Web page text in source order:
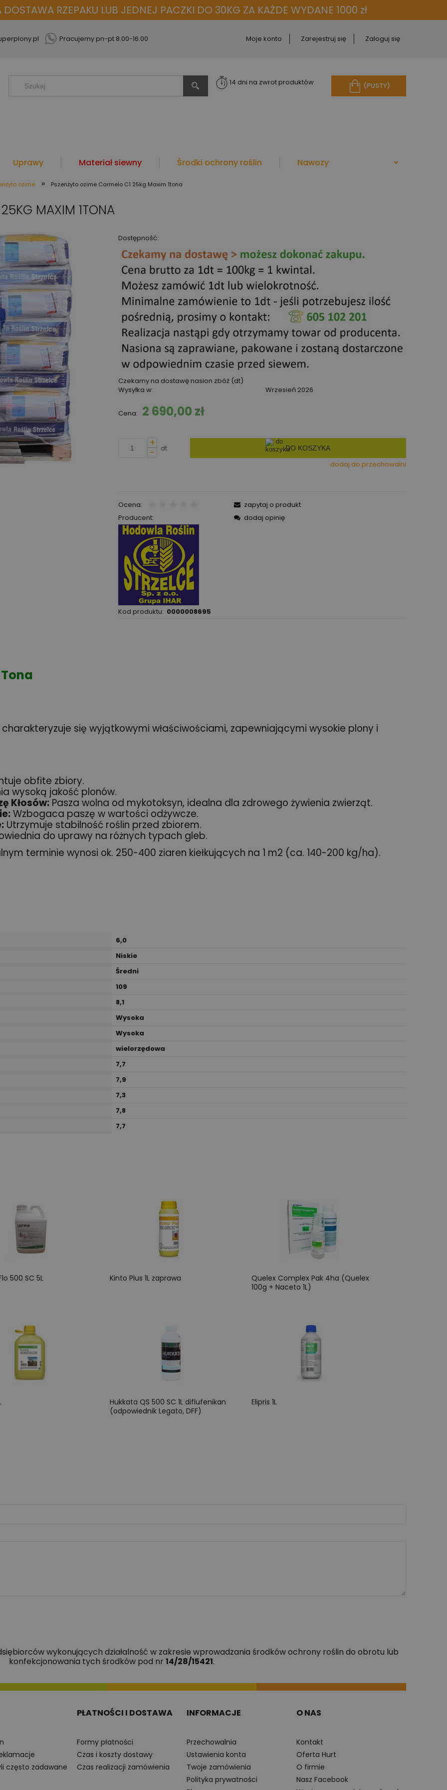
RZEPAKU LUB JEDNEJ PACZKI DO 30KG ZA KAŻDE WYDANE 1000 zł
Pracujemy pn-pt 8.00-16.00 Moje konto Zarejestruj się Zaloguj się
(PUSTY)
14 dni na zwrot produktów
Uprawy Materiał siewny Środki ochrony roślin Nawozy
ozime » Pszenżyto ozime Carmelo C1 25kg Maxim 1tona
MAXIM 1TONA
Dostępność:
Czekamy na dostawę nasion zbóż (dt)
Wysyłka w:
Wrzesień 2026
Cena: 2 690,00 zł
+
-
dt DO KOSZYKA
dodaj do przechowalni
Ocena:
Producent:
Kod produktu: 0000008695
zapytaj o produkt
dodaj opinię
się wyjątkowymi właściwościami, zapewniającymi wysokie plony i
obfite zbiory.
wysoką jakość plonów.
Kłosów: Pasza wolna od mykotoksyn, idealna dla zdrowego żywienia zwierząt.
Wzbogaca paszę w wartości odżywcze.
Utrzymuje stabilność roślin przed zbiorem.
do uprawy na różnych typach gleb.
terminie wynosi ok. 250-400 ziaren kiełkujących na 1 m2 (ca. 140-200 kg/ha).
6,0
Niskie
Średni
109
8,1
Wysoka
Wysoka
wielorzędowa
7,7
7,9
7,3
7,8
7,7
500 SC 5L Kinto Plus 1L zaprawa
Quelex Complex Pak 4ha (Quelex
100g + Naceto 1L)
Hukkata QS 500 SC 1L diflufenikan
(odpowiednik Legato, DFF)
Elipris 1L
wykonujących działalność w zakresie wprowadzania środków ochrony roślin do obrotu lub
konfekcjonowania tych środków pod nr 14/28/15421.
często zadawane
PŁATNOŚCI I DOSTAWA
Formy płatności
Czas i koszty dostawy
Czas realizacji zamówienia
INFORMACJE
Przechowalnia
Ustawienia konta
Twoje zamówienia
Polityka prywatności
O NAS
Kontakt
Oferta Hurt
O firmie
Nasz Facebook